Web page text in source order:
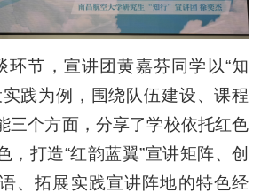
环节，宣讲团黄嘉芬同学以“知
践为例，围绕队伍建设、课程
三个方面，分享了学校依托红色
，打造“红韵蓝翼”宣讲矩阵、创
、拓展实践宣讲阵地的特色经